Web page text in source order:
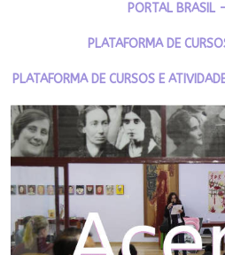
PORTAL BRASIL
PLATAFORMA DE
PLATAFORMA DE CURSOS E